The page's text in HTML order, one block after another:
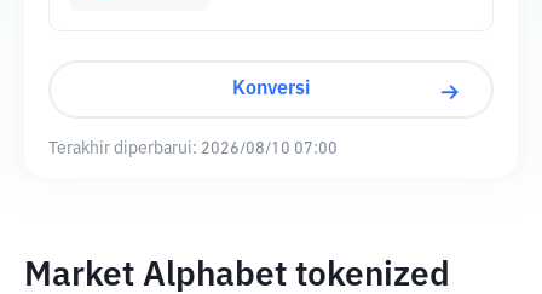
Konversi
Terakhir diperbarui: 2026/08/10 07:00
Market Alphabet tokenized